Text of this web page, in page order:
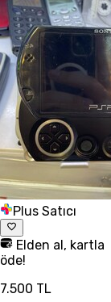
Plus Satıcı
Elden al, kartla
öde!
7.500 TL